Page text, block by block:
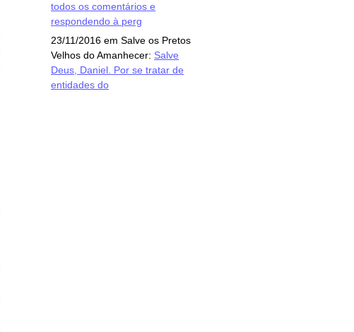
todos os comentários e
respondendo à perg
23/11/2016 em Salve os Pretos
Velhos do Amanhecer: Salve
Deus, Daniel. Por se tratar de
entidades do